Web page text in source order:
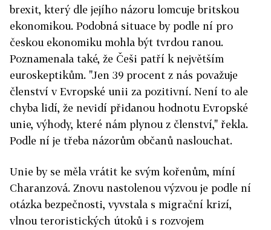
brexit, který dle jejího názoru lomcuje britskou
ekonomikou. Podobná situace by podle ní pro
českou ekonomiku mohla být tvrdou ranou.
Poznamenala také, že Češi patří k největším
euroskeptikům. "Jen 39 procent z nás považuje
členství v Evropské unii za pozitivní. Není to ale
chyba lidí, že nevidí přidanou hodnotu Evropské
unie, výhody, které nám plynou z členství," řekla.
Podle ní je třeba názorům občanů naslouchat.
Unie by se měla vrátit ke svým kořenům, míní
Charanzová. Znovu nastolenou výzvou je podle ní
otázka bezpečnosti, vyvstala s migrační krizí,
vlnou teroristických útoků i s rozvojem